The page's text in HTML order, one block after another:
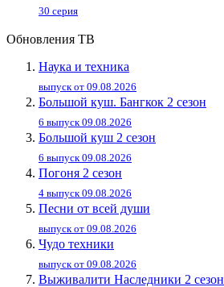
30 серия
Обновления ТВ
Наука и техника
выпуск от 09.08.2026
Большой куш. Бангкок 2 сезон
6 выпуск 09.08.2026
Большой куш 2 сезон
6 выпуск 09.08.2026
Погоня 2 сезон
4 выпуск 09.08.2026
Песни от всей души
выпуск от 09.08.2026
Чудо техники
выпуск от 09.08.2026
Выживалити Наследники 2 сезон